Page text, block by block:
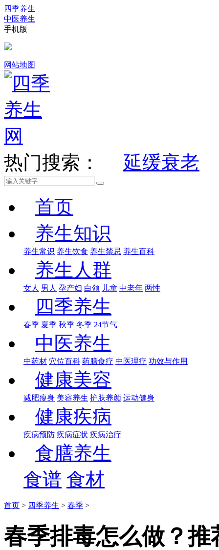
四季养生
中医养生
手机版
网站地图
热门搜索： 延缓衰老
首页
养生知识
养生常识 养生饮食 养生禁忌 养生百科
养生人群
女人 男人 孕产妇 白领 儿童 中老年 两性
四季养生
春季 夏季 秋季 冬季 24节气
中医养生
中药材 穴位百科 药膳食疗 中医理疗 功效与作用
健康美容
减肥瘦身 美容养生 护肤养颜 运动健身
健康疾病
疾病预防 疾病症状 疾病治疗
食膳养生
食谱 食材
首页 > 四季养生 > 春季 >
春季排毒怎么做？